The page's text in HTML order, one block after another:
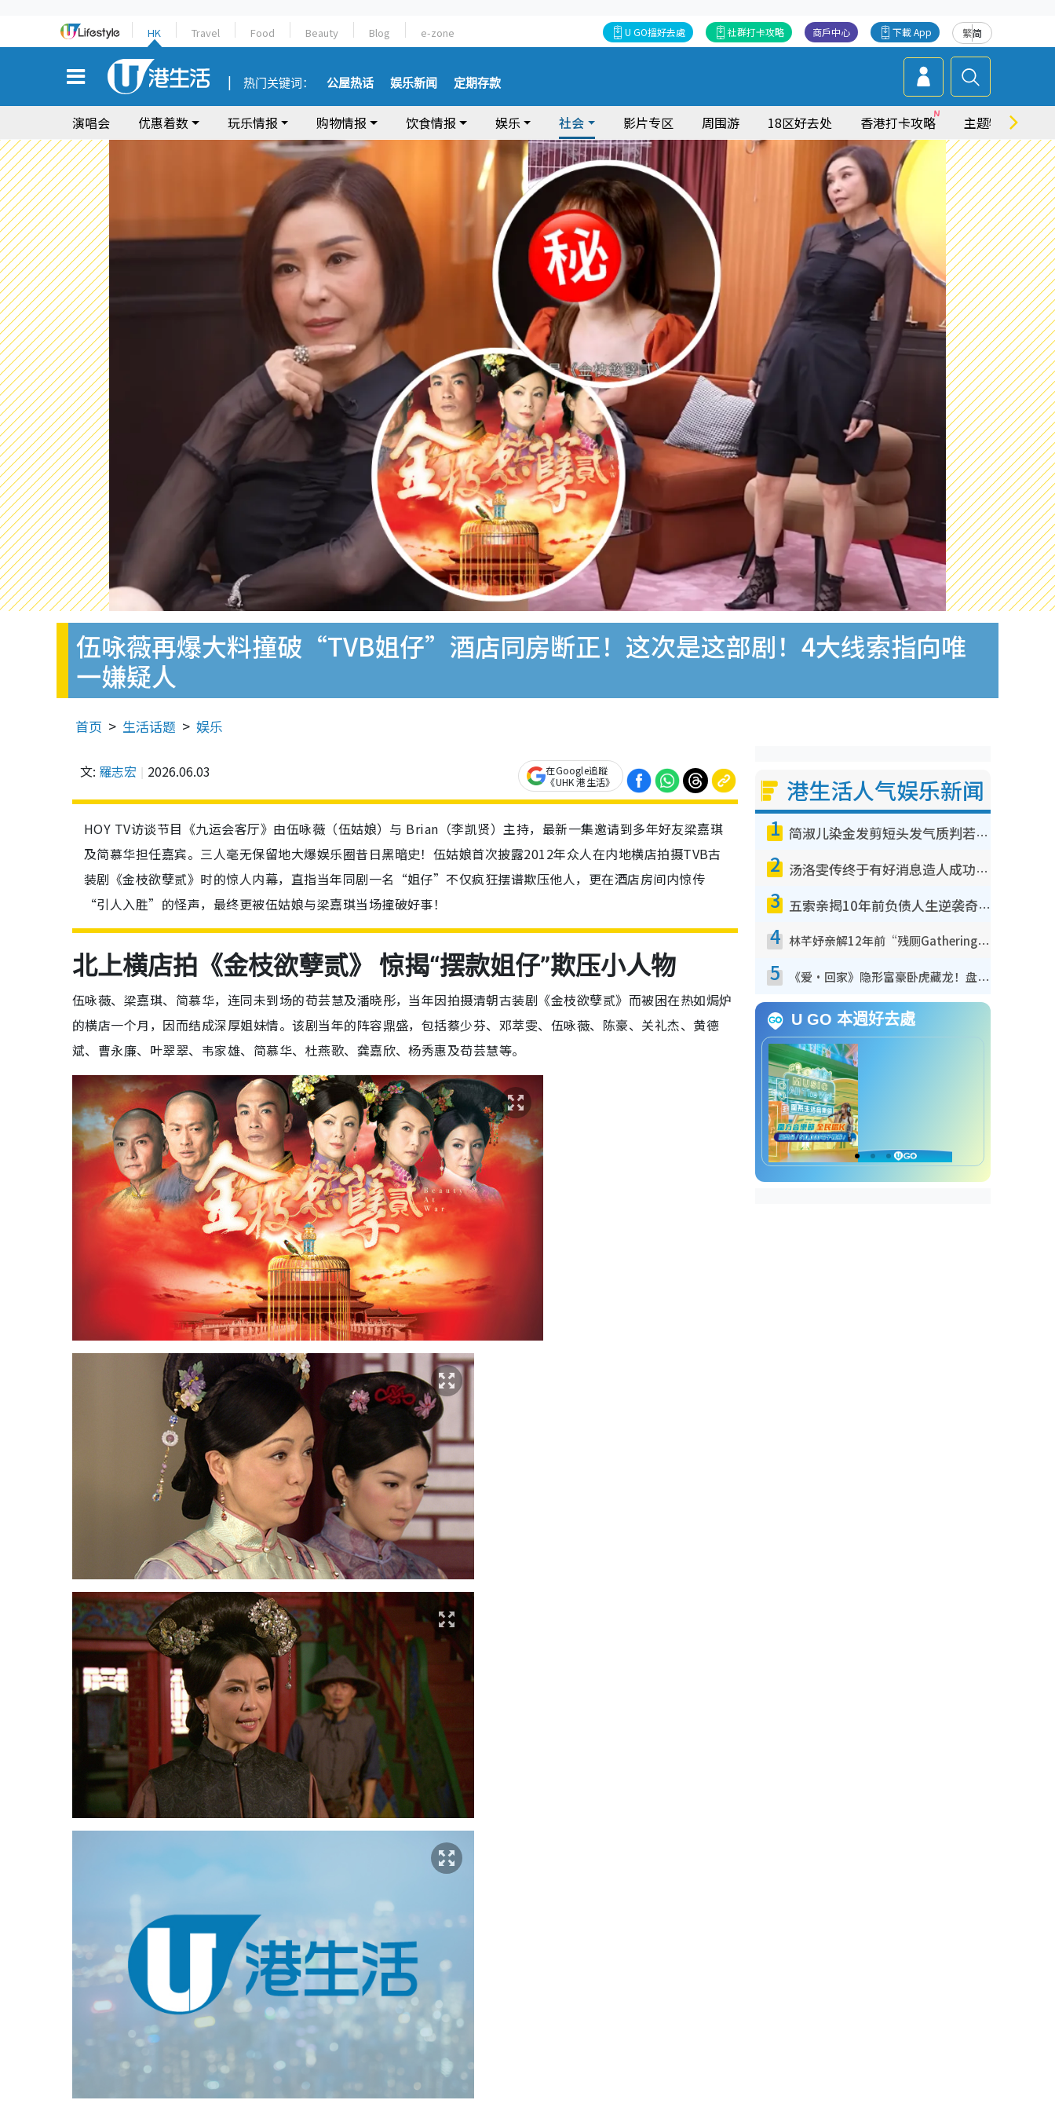
HK Travel Food Beauty Blog e-zone 繁简
下載 App
商戶中心
社群打卡攻略
U GO搵好去處
热门关键词： 公屋热话 娱乐新闻 定期存款
演唱会 优惠着数 玩乐情报 购物情报 饮食情报 娱乐 社会 影片专区 周围游 18区好去处 香港打卡攻略 主题特集
伍咏薇再爆大料撞破“TVB姐仔”酒店同房断正！这次是这部剧！4大线索指向唯
一嫌疑人
首页 生活话题 娱乐
文: 羅志宏 2026.06.03
在Google追蹤
《UHK 港生活》
HOY TV访谈节目《九运会客厅》由伍咏薇（伍姑娘）与 Brian（李凯贤）主持，最新一集邀请到多年好友梁嘉琪
及简慕华担任嘉宾。三人毫无保留地大爆娱乐圈昔日黑暗史！伍姑娘首次披露2012年众人在内地横店拍摄TVB古
装剧《金枝欲孽贰》时的惊人内幕，直指当年同剧一名“姐仔”不仅疯狂摆谱欺压他人，更在酒店房间内惊传
“引人入胜”的怪声，最终更被伍姑娘与梁嘉琪当场撞破好事！
北上横店拍《金枝欲孽贰》 惊揭“摆款姐仔”欺压小人物
伍咏薇、梁嘉琪、简慕华，连同未到场的苟芸慧及潘晓彤，当年因拍摄清朝古装剧《金枝欲孽贰》而被困在热如焗炉
的横店一个月，因而结成深厚姐妹情。该剧当年的阵容鼎盛，包括蔡少芬、邓萃雯、伍咏薇、陈豪、关礼杰、黄德
斌、曹永廉、叶翠翠、韦家雄、简慕华、杜燕歌、龚嘉欣、杨秀惠及苟芸慧等。
港生活人气娱乐新闻
1 简淑儿染金发剪短头发气质判若两人！吓坏老公麦大力都认不出：“你做什么？”
2 汤洛雯传终于有好消息造人成功！两大细节曝孕味极浓引猜测：大肚婆先会咁！
3 五索亲揭10年前负债人生逆袭奇迹！全靠去一地方转运后即遇上马先生
4 林芊妤亲解12年前“残厕Gathering”真相！高层解约一句话重创尊严，至今拒返TVB
5 《爱·回家》隐形富豪卧虎藏龙！盘点12位财气逼人的有钱艺人：这位美女3亿身家不愁做
U GO 本週好去處